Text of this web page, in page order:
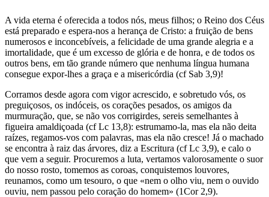
A vida eterna é oferecida a todos nós, meus filhos; o Reino dos Céus
está preparado e espera-nos a herança de Cristo: a fruição de bens
numerosos e inconcebíveis, a felicidade de uma grande alegria e a
imortalidade, que é um excesso de glória e de honra, e de todos os
outros bens, em tão grande número que nenhuma língua humana
consegue expor-lhes a graça e a misericórdia (cf Sab 3,9)!
Corramos desde agora com vigor acrescido, e sobretudo vós, os
preguiçosos, os indóceis, os corações pesados, os amigos da
murmuração, que, se não vos corrigirdes, sereis semelhantes à
figueira amaldiçoada (cf Lc 13,8): estrumamo-la, mas ela não deita
raízes, regamos-vos com palavras, mas ela não cresce! Já o machado
se encontra à raiz das árvores, diz a Escritura (cf Lc 3,9), e calo o
que vem a seguir. Procuremos a luta, vertamos valorosamente o suor
do nosso rosto, tomemos as coroas, conquistemos louvores,
reunamos, como um tesouro, o que «nem o olho viu, nem o ouvido
ouviu, nem passou pelo coração do homem» (1Cor 2,9).